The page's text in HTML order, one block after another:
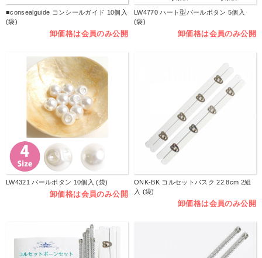
■consealguide コンシールガイド 10個入
(袋)
卸価格は会員のみ公開
LW4770 ハート型パールボタン 5個入
(袋)
卸価格は会員のみ公開
LW4321 パールボタン 10個入 (袋)
卸価格は会員のみ公開
ONK-BK コルセットバスク 22.8cm 2組
入 (袋)
卸価格は会員のみ公開